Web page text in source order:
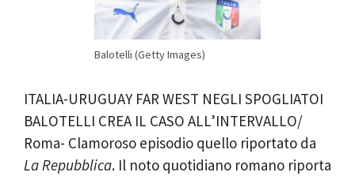
Balotelli (Getty Images)
ITALIA-URUGUAY FAR WEST NEGLI SPOGLIATOI
BALOTELLI CREA IL CASO ALL’INTERVALLO/
Roma- Clamoroso episodio quello riportato da
La Repubblica. Il noto quotidiano romano riporta